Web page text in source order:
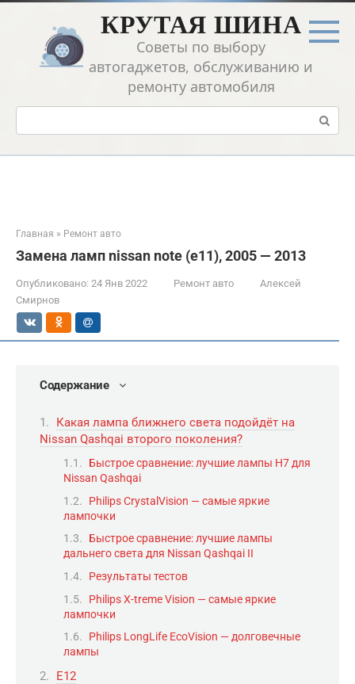
Перейти
контенту
КРУТАЯ ШИНА
Советы по выбору
автогаджетов, обслуживанию и
ремонту автомобиля
Поиск:
Главная » Ремонт авто
Замена ламп nissan note (e11), 2005 — 2013
Опубликовано: 24 Янв 2022 Ремонт авто
Алексей
Смирнов
Содержание
Какая лампа ближнего света подойдёт на
Nissan Qashqai второго поколения?
Быстрое сравнение: лучшие лампы H7 для
Nissan Qashqai
Philips CrystalVision — самые яркие
лампочки
Быстрое сравнение: лучшие лампы
дальнего света для Nissan Qashqai II
Результаты тестов
Philips X-treme Vision — самые яркие
лампочки
Philips LongLife EcoVision — долговечные
лампы
E12